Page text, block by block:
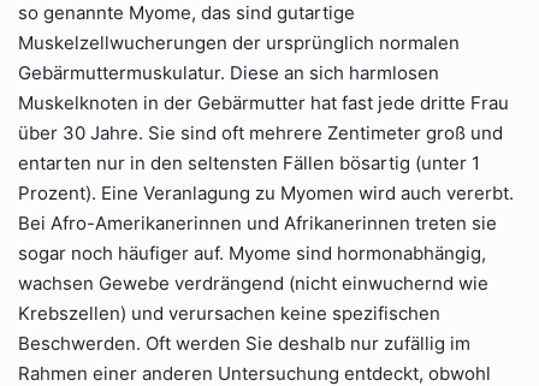
so genannte Myome, das sind gutartige
Muskelzellwucherungen der ursprünglich normalen
Gebärmuttermuskulatur. Diese an sich harmlosen
Muskelknoten in der Gebärmutter hat fast jede dritte Frau
über 30 Jahre. Sie sind oft mehrere Zentimeter groß und
entarten nur in den seltensten Fällen bösartig (unter 1
Prozent). Eine Veranlagung zu Myomen wird auch vererbt.
Bei Afro-Amerikanerinnen und Afrikanerinnen treten sie
sogar noch häufiger auf. Myome sind hormonabhängig,
wachsen Gewebe verdrängend (nicht einwuchernd wie
Krebszellen) und verursachen keine spezifischen
Beschwerden. Oft werden Sie deshalb nur zufällig im
Rahmen einer anderen Untersuchung entdeckt, obwohl